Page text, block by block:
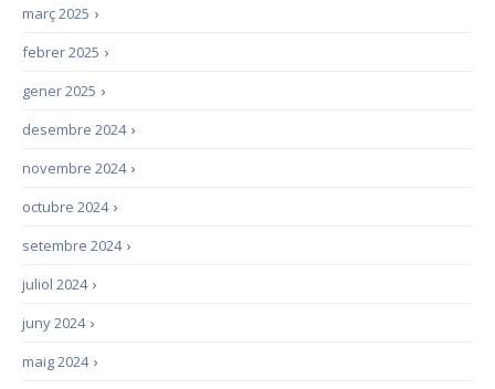
›
març 2025
›
febrer 2025
›
gener 2025
›
desembre 2024
›
novembre 2024
›
octubre 2024
›
setembre 2024
›
juliol 2024
›
juny 2024
›
maig 2024